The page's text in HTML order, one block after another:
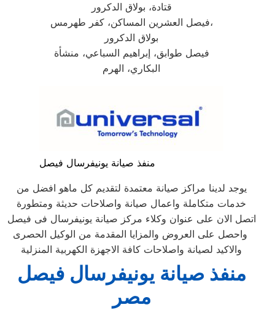
قتادة، بولاق الدكرور
فيصل العشرين المساكن، كفر طهرمس،
بولاق الدكرور
فيصل طوابق، إبراهيم السباعي، منشأة
البكاري، الهرم
منفذ صيانة يونيفرسال فيصل
يوجد لدينا مراكز صيانة معتمدة لتقديم كل ماهو افضل من
خدمات متكاملة واعمال صيانة واصلاحات حديثة ومتطورة
اتصل الان على عنوان وكلاء مركز صيانة يونيفرسال فى فيصل
واحصل على العروض والمزايا المقدمة من الوكيل الحصرى
والاكيد لصيانة واصلاحات كافة الاجهزة الكهربية المنزلية
منفذ صيانة يونيفرسال فيصل
مصر